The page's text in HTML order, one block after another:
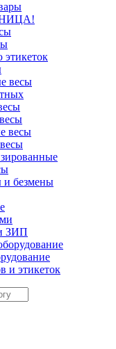
этикеток
весы
весы
и безмены
ЗИП
и этикеток